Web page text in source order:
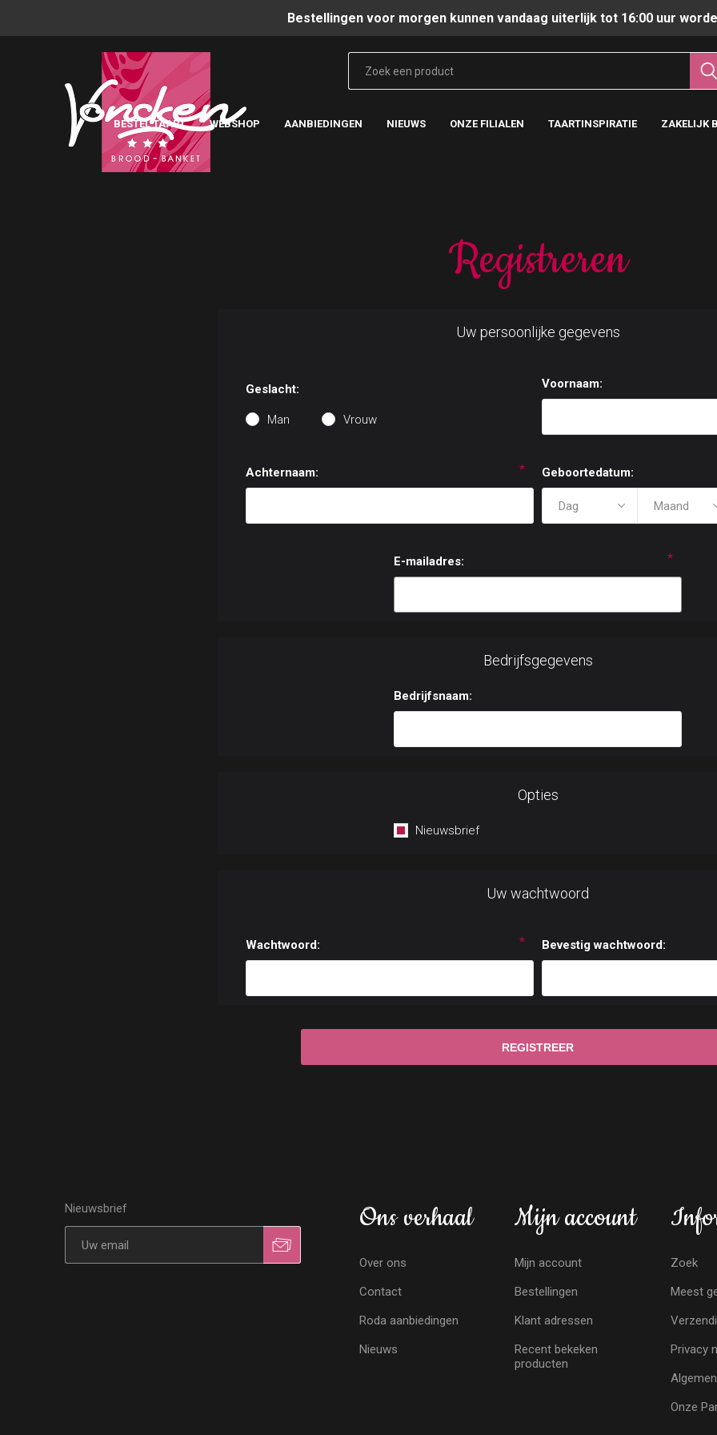
Bestellingen voor morgen kunnen vandaag uiterlijk tot 16:00 uur
BESTEL TAART WEBSHOP AANBIEDINGEN NIEUWS ONZE FILIALEN TAARTINSPIRATIE ZAKELIJK
Registreren
Uw persoonlijke gegevens
Geslacht:
Man Vrouw
Voornaam:
Achternaam: * Geboortedatum:
E-mailadres: *
Bedrijfsgegevens
Bedrijfsnaam:
Opties
Nieuwsbrief
Uw wachtwoord
Wachtwoord: * Bevestig wachtwoord:
Nieuwsbrief Ons verhaal
Over ons
Contact
Roda aanbiedingen
Nieuws
Mijn account
Mijn account
Bestellingen
Klant adressen
Recent bekeken
producten
Zoek
Meest
Privacy
Onze